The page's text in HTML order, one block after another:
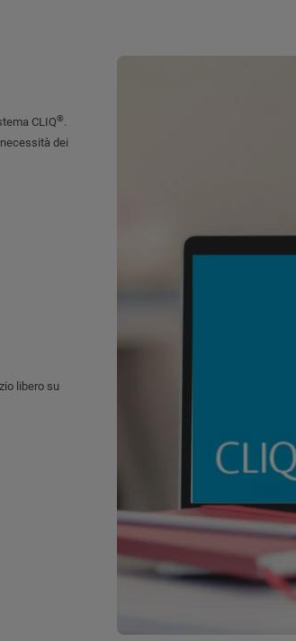
CLIQ®.
dei
libero su